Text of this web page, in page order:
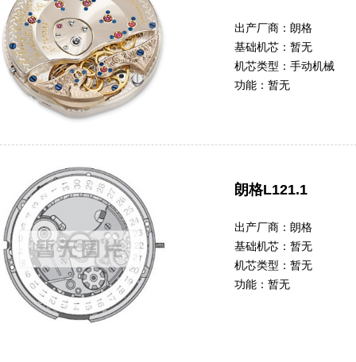
出产厂商： 朗格
基础机芯： 暂无
机芯类型： 手动机械
功能： 暂无
朗格L121.1
出产厂商： 朗格
基础机芯： 暂无
机芯类型： 暂无
功能： 暂无